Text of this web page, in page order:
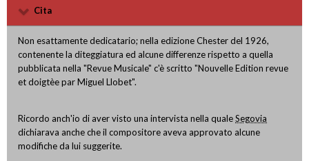
Cita
Non esattamente dedicatario; nella edizione Chester del 1926,
contenente la diteggiatura ed alcune differenze rispetto a quella
pubblicata nella "Revue Musicale" c'è scritto "Nouvelle Edition revue
et doigtèe par Miguel Llobet".
Ricordo anch'io di aver visto una intervista nella qualeSegovia
dichiarava anche che il compositore aveva approvato alcune
modifiche da lui suggerite.